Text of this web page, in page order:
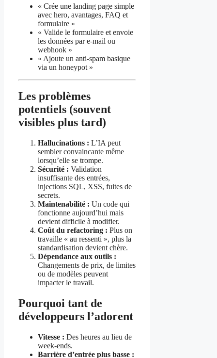
« Crée une landing page simple
avec hero, avantages, FAQ et
formulaire »
« Valide le formulaire et envoie
les données par e-mail ou
webhook »
« Ajoute un anti-spam basique
via un honeypot »
Les problèmes
potentiels (souvent
visibles plus tard)
Hallucinations : L’IA peut
sembler convaincante même
lorsqu’elle se trompe.
Sécurité : Validation
insuffisante des entrées,
injections SQL, XSS, fuites de
secrets.
Maintenabilité : Un code qui
fonctionne aujourd’hui mais
devient difficile à modifier.
Coût du refactoring : Plus on
travaille « au ressenti », plus la
standardisation devient chère.
Dépendance aux outils :
Changements de prix, de limites
ou de modèles peuvent
impacter le travail.
Pourquoi tant de
développeurs l’adorent
Vitesse : Des heures au lieu de
week-ends.
Barrière d’entrée plus basse :